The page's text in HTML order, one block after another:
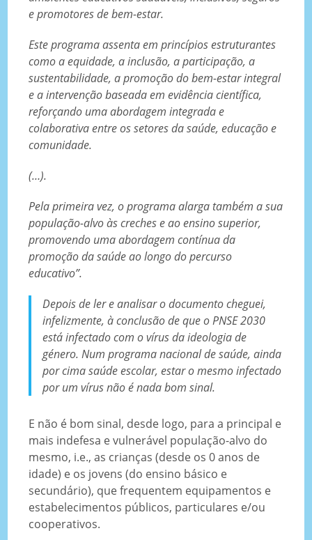
e promotores de bem-estar.
Este programa assenta em princípios estruturantes
como a equidade, a inclusão, a participação, a
sustentabilidade, a promoção do bem-estar integral
e a intervenção baseada em evidência científica,
reforçando uma abordagem integrada e
colaborativa entre os setores da saúde, educação e
comunidade.
(…).
Pela primeira vez, o programa alarga também a sua
população-alvo às creches e ao ensino superior,
promovendo uma abordagem contínua da
promoção da saúde ao longo do percurso
educativo”.
Depois de ler e analisar o documento cheguei,
infelizmente, à conclusão de que o PNSE 2030
está infectado com o vírus da ideologia de
género. Num programa nacional de saúde, ainda
por cima saúde escolar, estar o mesmo infectado
por um vírus não é nada bom sinal.
E não é bom sinal, desde logo, para a principal e
mais indefesa e vulnerável população-alvo do
mesmo, i.e., as crianças (desde os 0 anos de
idade) e os jovens (do ensino básico e
secundário), que frequentem equipamentos e
estabelecimentos públicos, particulares e/ou
cooperativos.